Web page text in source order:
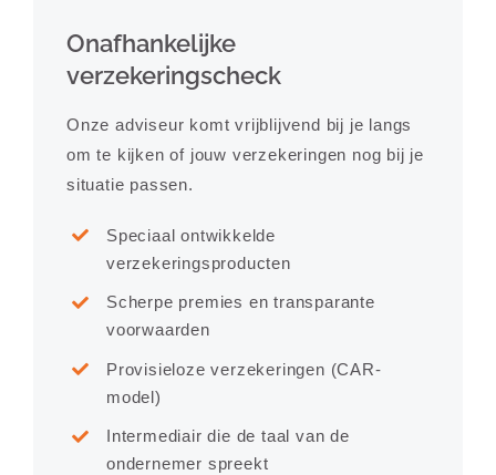
Onafhankelijke
verzekeringscheck
Onze adviseur komt vrijblijvend bij je langs
om te kijken of jouw verzekeringen nog bij je
situatie passen.
Speciaal ontwikkelde
verzekeringsproducten
Scherpe premies en transparante
voorwaarden
Provisieloze verzekeringen (CAR-
model)
Intermediair die de taal van de
ondernemer spreekt